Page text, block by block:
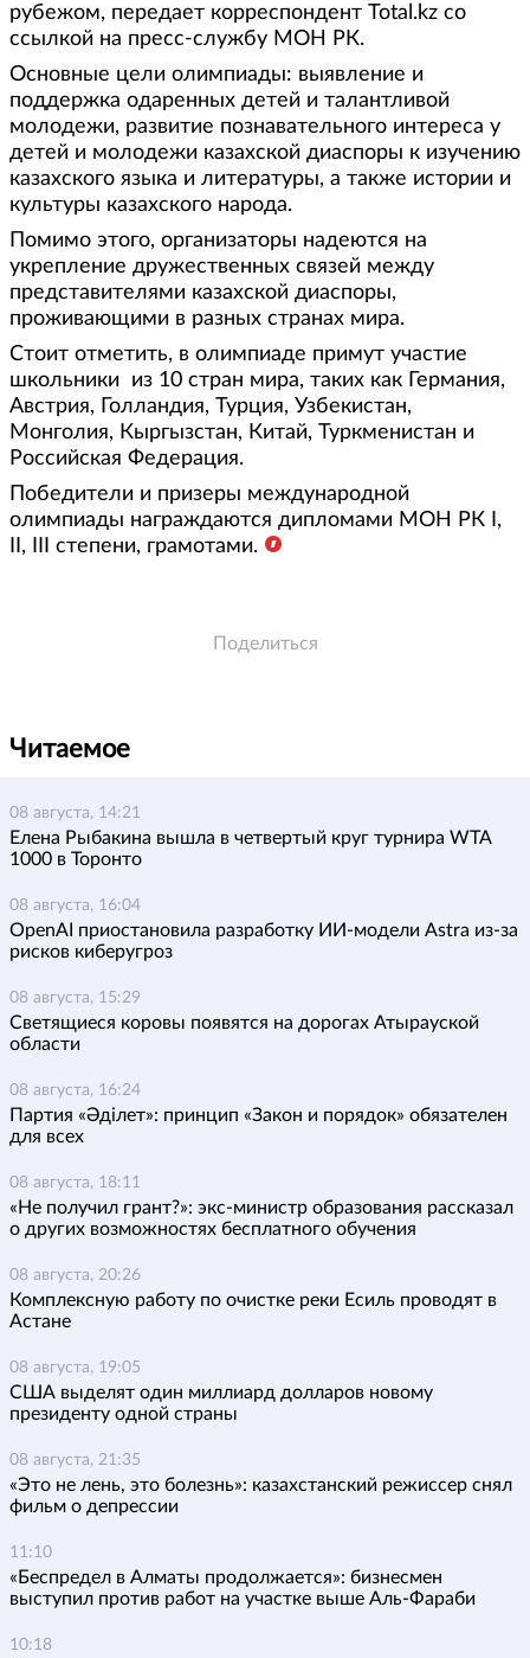
рубежом, передает корреспондент Total.kz со
ссылкой на пресс-службу МОН РК.
Основные цели олимпиады: выявление и
поддержка одаренных детей и талантливой
молодежи, развитие познавательного интереса у
детей и молодежи казахской диаспоры к изучению
казахского языка и литературы, а также истории и
культуры казахского народа.
Помимо этого, организаторы надеются на
укрепление дружественных связей между
представителями казахской диаспоры,
проживающими в разных странах мира.
Стоит отметить, в олимпиаде примут участие
школьники из 10 стран мира, таких как Германия,
Австрия, Голландия, Турция, Узбекистан,
Монголия, Кыргызстан, Китай, Туркменистан и
Российская Федерация.
Победители и призеры международной
олимпиады награждаются дипломами МОН РК I,
II, III степени, грамотами.
Поделиться
Читаемое
08 августа, 14:21
Елена Рыбакина вышла в четвертый круг турнира WTA
1000 в Торонто
08 августа, 16:04
OpenAI приостановила разработку ИИ-модели Astra из-за
рисков киберугроз
08 августа, 15:29
Светящиеся коровы появятся на дорогах Атырауской
области
08 августа, 16:24
Партия «Әділет»: принцип «Закон и порядок» обязателен
для всех
08 августа, 18:11
«Не получил грант?»: экс-министр образования рассказал
о других возможностях бесплатного обучения
08 августа, 20:26
Комплексную работу по очистке реки Есиль проводят в
Астане
08 августа, 19:05
США выделят один миллиард долларов новому
президенту одной страны
08 августа, 21:35
«Это не лень, это болезнь»: казахстанский режиссер снял
фильм о депрессии
11:10
«Беспредел в Алматы продолжается»: бизнесмен
выступил против работ на участке выше Аль-Фараби
10:18